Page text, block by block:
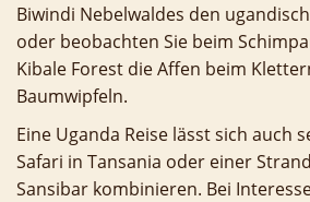
Biwindi Nebelwaldes den
oder beobachten Sie beim
Kibale Forest die Affen beim
Baumwipfeln.
Eine Uganda Reise lässt sich auch
Safari in Tansania oder einer
Sansibar kombinieren. Bei